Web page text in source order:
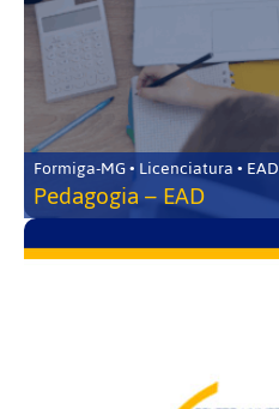
Formiga-MG • Licenciatura • EAD
Pedagogia – EAD